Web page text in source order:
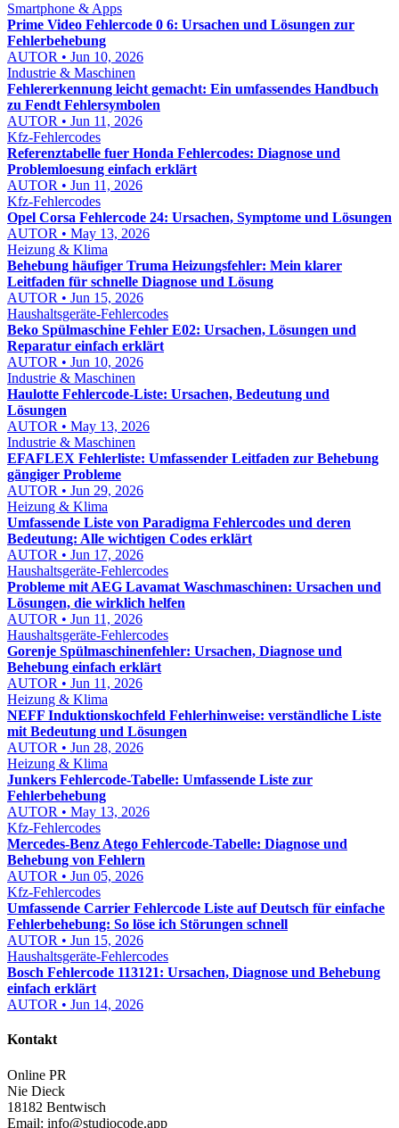
Smartphone & Apps
Prime Video Fehlercode 0 6: Ursachen und Lösungen zur
Fehlerbehebung
AUTOR • Jun 10, 2026
Industrie & Maschinen
Fehlererkennung leicht gemacht: Ein umfassendes Handbuch
zu Fendt Fehlersymbolen
AUTOR • Jun 11, 2026
Kfz-Fehlercodes
Referenztabelle fuer Honda Fehlercodes: Diagnose und
Problemloesung einfach erklärt
AUTOR • Jun 11, 2026
Kfz-Fehlercodes
Opel Corsa Fehlercode 24: Ursachen, Symptome und Lösungen
AUTOR • May 13, 2026
Heizung & Klima
Behebung häufiger Truma Heizungsfehler: Mein klarer
Leitfaden für schnelle Diagnose und Lösung
AUTOR • Jun 15, 2026
Haushaltsgeräte-Fehlercodes
Beko Spülmaschine Fehler E02: Ursachen, Lösungen und
Reparatur einfach erklärt
AUTOR • Jun 10, 2026
Industrie & Maschinen
Haulotte Fehlercode-Liste: Ursachen, Bedeutung und
Lösungen
AUTOR • May 13, 2026
Industrie & Maschinen
EFAFLEX Fehlerliste: Umfassender Leitfaden zur Behebung
gängiger Probleme
AUTOR • Jun 29, 2026
Heizung & Klima
Umfassende Liste von Paradigma Fehlercodes und deren
Bedeutung: Alle wichtigen Codes erklärt
AUTOR • Jun 17, 2026
Haushaltsgeräte-Fehlercodes
Probleme mit AEG Lavamat Waschmaschinen: Ursachen und
Lösungen, die wirklich helfen
AUTOR • Jun 11, 2026
Haushaltsgeräte-Fehlercodes
Gorenje Spülmaschinenfehler: Ursachen, Diagnose und
Behebung einfach erklärt
AUTOR • Jun 11, 2026
Heizung & Klima
NEFF Induktionskochfeld Fehlerhinweise: verständliche Liste
mit Bedeutung und Lösungen
AUTOR • Jun 28, 2026
Heizung & Klima
Junkers Fehlercode-Tabelle: Umfassende Liste zur
Fehlerbehebung
AUTOR • May 13, 2026
Kfz-Fehlercodes
Mercedes-Benz Atego Fehlercode-Tabelle: Diagnose und
Behebung von Fehlern
AUTOR • Jun 05, 2026
Kfz-Fehlercodes
Umfassende Carrier Fehlercode Liste auf Deutsch für einfache
Fehlerbehebung: So löse ich Störungen schnell
AUTOR • Jun 15, 2026
Haushaltsgeräte-Fehlercodes
Bosch Fehlercode 113121: Ursachen, Diagnose und Behebung
einfach erklärt
AUTOR • Jun 14, 2026
Kontakt
Online PR
Nie Dieck
18182 Bentwisch
Email: info@studiocode.app